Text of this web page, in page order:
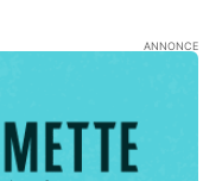
ANNONCE